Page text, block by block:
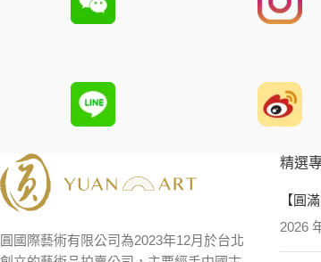
圓國際藝術有限公司為2023年12月於台北
精選
【圓
2026